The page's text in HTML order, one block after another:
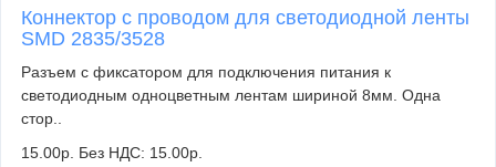
Коннектор с проводом для светодиодной ленты
SMD 2835/3528
Разъем с фиксатором для подключения питания к
светодиодным одноцветным лентам шириной 8мм. Одна
стор..
15.00р. Без НДС: 15.00р.